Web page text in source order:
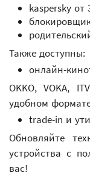
kaspersky от
Также доступны:
онлайн-
OKKO, VOKA,
удобном
trade-in и
Обновляйте
устройства с
вас!